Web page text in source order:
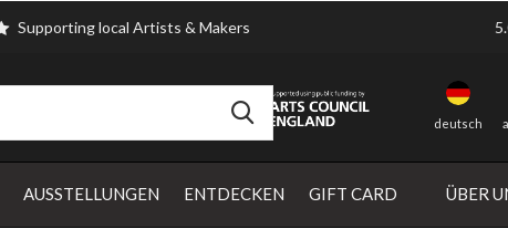
AUSSTELLUNGEN ENTDECKEN GIFT CARD ÜBER
deutsch
Supporting local Artists & Makers